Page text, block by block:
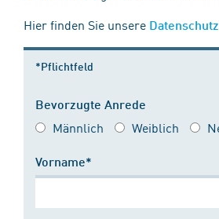
Hier finden Sie unsere
*Pflichtfeld
Bevorzugte Anrede
Männlich Weiblich
Vorname*